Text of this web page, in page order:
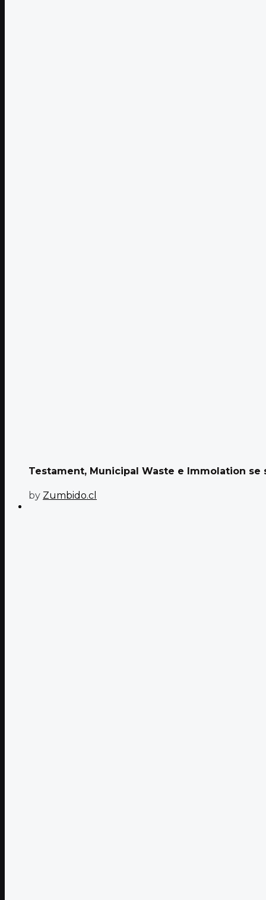
Testament, Municipal Waste e Immolation se
by Zumbido.cl